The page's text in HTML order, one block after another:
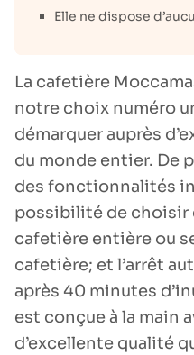
Elle ne dispose
La cafetière
notre choix numéro
démarquer auprès
du monde entier. De
des fonctionnalités
possibilité de choisir
cafetière entière ou
cafetière; et l’arrêt
après 40 minutes
est conçue à la main
d’excellente qualité